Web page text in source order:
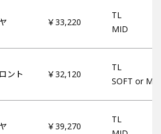
￥33,220
TL
MID
ント ￥32,120
TL
SOFT or
￥39,270
TL